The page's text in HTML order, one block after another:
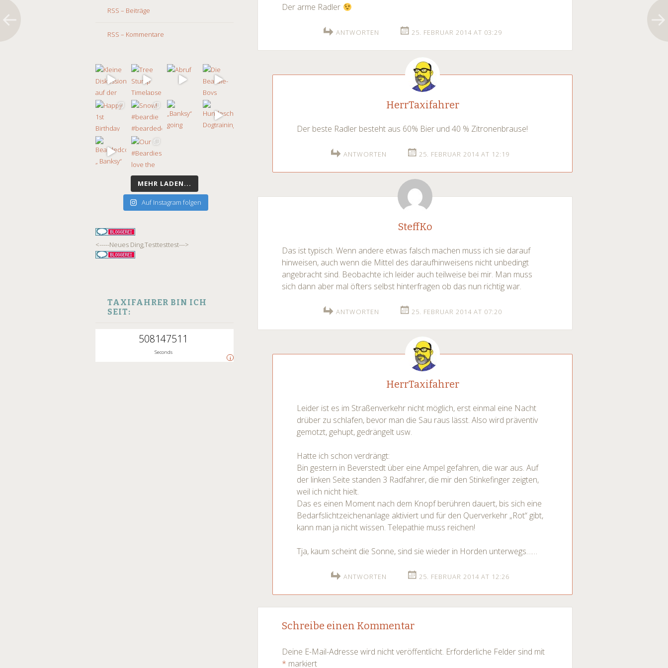
RSS – Beiträge
RSS – Kommentare
MEHR LADEN...
Auf Instagram folgen
<-----Neues Ding,Testtesttest--->
TAXIFAHRER BIN ICH
SEIT:
508147512
Seconds
i
Der arme Radler
ANTWORTEN 25. FEBRUAR 2014 AT 03:29
HerrTaxifahrer
Der beste Radler besteht aus 60% Bier und 40 % Zitronenbrause!
ANTWORTEN 25. FEBRUAR 2014 AT 12:19
SteffKo
Das ist typisch. Wenn andere etwas falsch machen muss ich sie darauf
hinweisen, auch wenn die Mittel des daraufhinweisens nicht unbedingt
angebracht sind. Beobachte ich leider auch teilweise bei mir. Man muss
sich dann aber mal öfters selbst hinterfragen ob das nun richtig war.
ANTWORTEN 25. FEBRUAR 2014 AT 07:20
HerrTaxifahrer
Leider ist es im Straßenverkehr nicht möglich, erst einmal eine Nacht
drüber zu schlafen, bevor man die Sau raus lässt. Also wird präventiv
gemotzt, gehupt, gedrängelt usw.
Hatte ich schon verdrängt:
Bin gestern in Beverstedt über eine Ampel gefahren, die war aus. Auf
der linken Seite standen 3 Radfahrer, die mir den Stinkefinger zeigten,
weil ich nicht hielt.
Das es einen Moment nach dem Knopf berühren dauert, bis sich eine
Bedarfslichtzeichenanlage aktiviert und für den Querverkehr „Rot“ gibt,
kann man ja nicht wissen. Telepathie muss reichen!
Tja, kaum scheint die Sonne, sind sie wieder in Horden unterwegs……
ANTWORTEN 25. FEBRUAR 2014 AT 12:26
Schreibe einen Kommentar
Deine E-Mail-Adresse wird nicht veröffentlicht. Erforderliche Felder sind mit
* markiert